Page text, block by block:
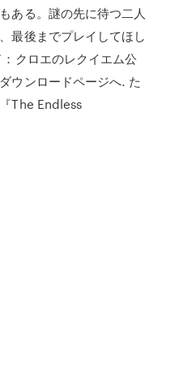
ある。謎の先に待つ二人
最後までプレイしてほし
クロエのレクイエム公
ウンロードページへ. た
The Endless